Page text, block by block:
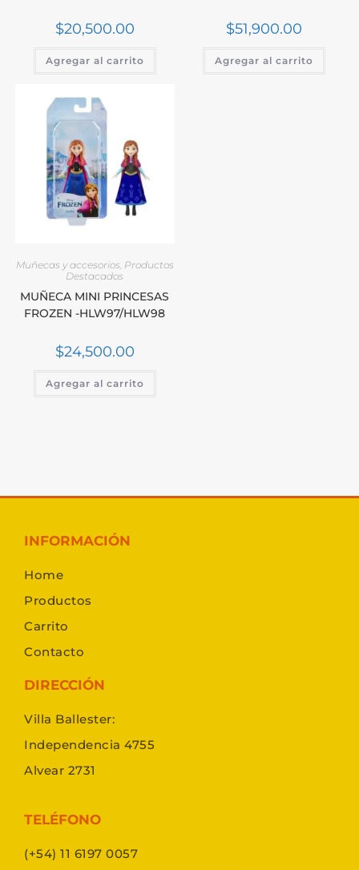
$20,500.00
Agregar al carrito
$51,900.00
Agregar al carrito
Muñecas y accesorios, Productos
Destacados
MUÑECA MINI PRINCESAS
FROZEN -HLW97/HLW98
$24,500.00
Agregar al carrito
INFORMACIÓN
Home
Productos
Carrito
Contacto
DIRECCIÓN
Villa Ballester:
Independencia 4755
Alvear 2731
TELÉFONO
(+54) 11 6197 0057